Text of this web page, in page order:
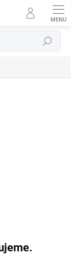
Hledat